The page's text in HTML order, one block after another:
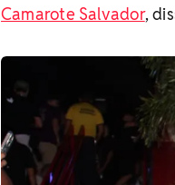
Camarote Salvador,